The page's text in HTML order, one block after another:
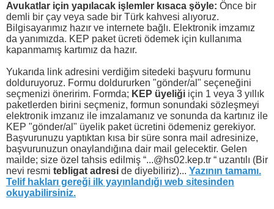
Avukatlar için yapılacak işlemler kısaca şöyle: Önce bir
demli bir çay veya sade bir Türk kahvesi alıyoruz.
Bilgisayarımız hazır ve internete bağlı. Elektronik imzamız
da yanımızda. KEP paket ücreti ödemek için kullanıma
kapanmamış kartımız da hazır.
Yukarıda link adresini verdiğim sitedeki başvuru formunu
dolduruyoruz. Formu doldururken "gönder/al" seçeneğini
seçmenizi öneririm. Formda; KEP üyeliği için 1 veya 3 yıllık
paketlerden birini seçmeniz, formun sonundaki sözleşmeyi
elektronik imzanız ile imzalamanız ve sonunda da kartınız ile
KEP "gönder/al" üyelik paket ücretini ödemeniz gerekiyor.
Başvurunuzu yaptıktan kısa bir süre sonra mail adresinize,
başvurunuzun onaylandığına dair mail gelecektir. Gelen
mailde; size özel tahsis edilmiş “...@hs02.kep.tr “ uzantılı (Bir
nevi resmi tebligat adresi de diyebiliriz)... Yazının tamamı.
Telif hakları gereği ilk yayınlandığı web sitesinden
okuyabilirsiniz.